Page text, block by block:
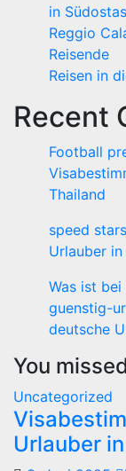
in
Reggio
Reisende
Reisen in
Recent
Football
Thailand
speed stars
Urlauber
Was ist bei
guenstig-
deutsche
You missed
Uncategorized
Urlauber